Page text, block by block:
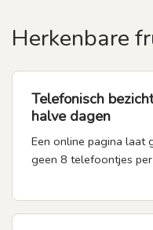
Herkenbare
Telefonisch
halve dagen
Een online pagina laat
geen 8 telefoontjes per